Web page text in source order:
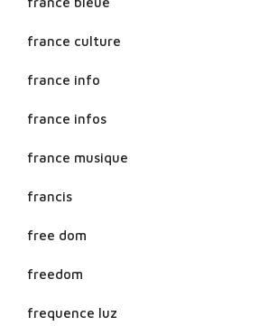
france culture
france info
france infos
france musique
francis
free dom
freedom
frequence luz